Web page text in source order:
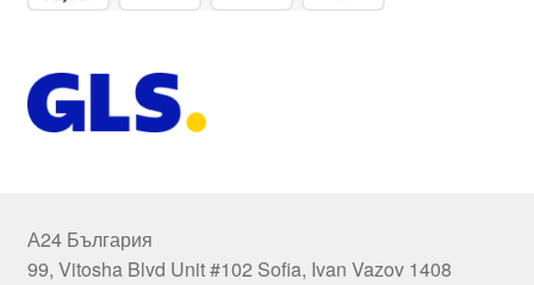
А24 България
99, Vitosha Blvd Unit #102 Sofia, Ivan Vazov 1408